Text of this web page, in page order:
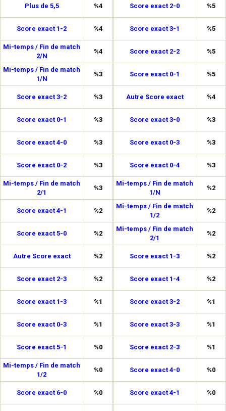
Plus de 5,5 %4
Score exact 1-2 %4
Mi-temps / Fin de match
2/N
%4
Mi-temps / Fin de match
1/N
%3
Score exact 3-2 %3
Score exact 0-1 %3
Score exact 4-0 %3
Score exact 0-2 %3
Mi-temps / Fin de match
2/1
%3
Score exact 4-1 %2
Score exact 5-0 %2
Autre Score exact %2
Score exact 2-3 %2
Score exact 1-3 %1
Score exact 0-3 %1
Score exact 5-1 %0
Mi-temps / Fin de match
1/2
%0
Score exact 6-0 %0
Score exact 2-0 %5
Score exact 3-1 %5
Score exact 2-2 %5
Score exact 0-1 %5
Autre Score exact %4
Score exact 3-0 %3
Score exact 0-3 %3
Score exact 0-4 %3
Mi-temps / Fin de match
1/N
%2
Mi-temps / Fin de match
1/2
%2
Mi-temps / Fin de match
2/1
%2
Score exact 1-3 %2
Score exact 1-4 %2
Score exact 3-2 %1
Score exact 3-3 %1
Score exact 2-3 %1
Score exact 4-0 %0
Score exact 4-1 %0